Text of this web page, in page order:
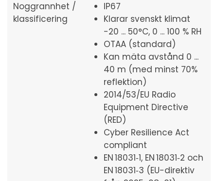
Noggrannhet /
klassificering
IP67
Klarar svenskt klimat
-20 ... 50°C, 0 ... 100 % RH
OTAA (standard)
Kan mäta avstånd 0 ...
40 m (med minst 70%
reflektion)
2014/53/EU Radio
Equipment Directive
(RED)
Cyber Resilience Act
compliant
EN 18031‑1, EN 18031‑2 och
EN 18031‑3 (EU-direktiv